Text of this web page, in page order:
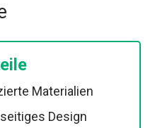
Materialien
Design